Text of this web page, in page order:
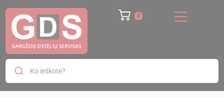
Ko ieškote?